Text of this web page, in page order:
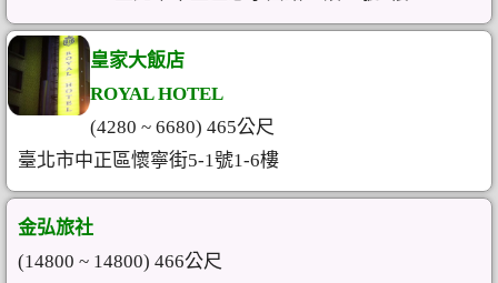
皇家大飯店
ROYAL HOTEL
(4280 ~ 6680) 465公尺
臺北市中正區懷寧街5-1號1-6樓
金弘旅社
(14800 ~ 14800) 466公尺